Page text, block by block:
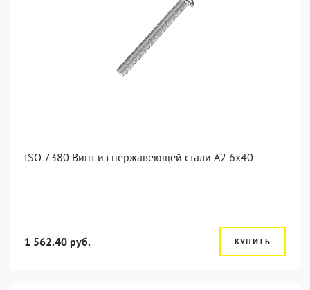
ISO 7380 Винт из нержавеющей стали А2 6х40
1 562.40 руб. КУПИТЬ